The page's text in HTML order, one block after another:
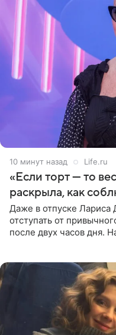
10 минут назад Life.ru
«Если торт — то
раскрыла, как
Даже в отпуске Лариса
отступать от
после двух часов дня.